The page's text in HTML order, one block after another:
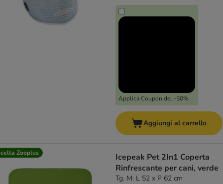
Applica Coupon del -50%
Aggiungi al carrello
Zooplus
Icepeak Pet 2In1 Coperta
Rinfrescante per cani, verde
Tg. M: L 52 x P 62 cm